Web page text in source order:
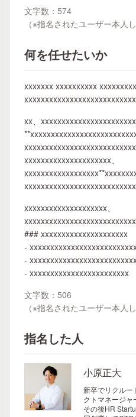
文字数：574
（※指名されたユーザー本人
何を任せたいか
xxxxxxx xxxxxxxxxx
xx、xxxxxxxxxxxxxxxxxxxxxxx
xxxxxxxxxxxxxxxxxxxxxxxxxxx
xxxxxxxxxxxxxxxxxxxxx、
xxxxxxxxxxxxxxxxxxxx、
### xxxxxxxxxxxxxxxxxxxxx
-
-
-
文字数：506
（※指名されたユーザー本人
指名した人
小原正大
新卒でリクル
クトマネージャ
その後HR